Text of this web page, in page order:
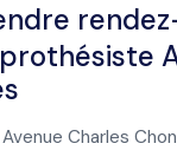
Charles